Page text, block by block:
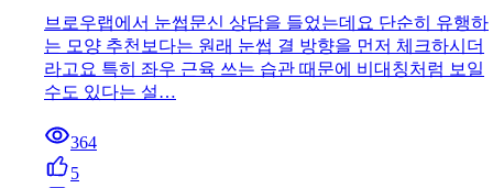
브로우랩에서 눈썹문신 상담을 들었는데요 단순히 유행하
는 모양 추천보다는 원래 눈썹 결 방향을 먼저 체크하시더
라고요 특히 좌우 근육 쓰는 습관 때문에 비대칭처럼 보일
수도 있다는 설…
364
5